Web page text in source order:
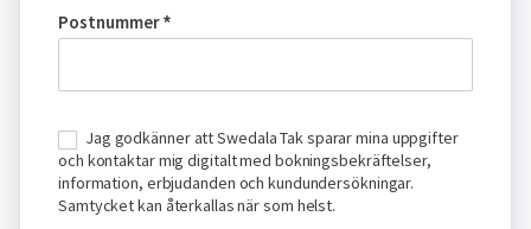
Postnummer*
Jag godkänner att Swedala Tak sparar mina uppgifter
och kontaktar mig digitalt med bokningsbekräftelser,
information, erbjudanden och kundundersökningar.
Samtycket kan återkallas när som helst.